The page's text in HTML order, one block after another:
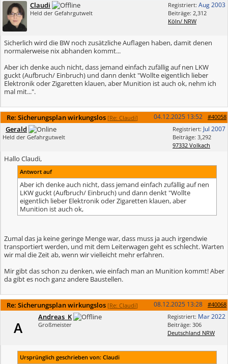
Registriert: Aug 2003
Beiträge: 2,312
Köln/ NRW
Claudi
Held der Gefahrgutwelt
Sicherlich wird die BW noch zusätzliche Auflagen haben, damit denen
normalerweise nix abhanden kommt...
Aber ich denke auch nicht, dass jemand einfach zufällig auf nen LKW
guckt (Aufbruch/ Einbruch) und dann denkt "Wollte eigentlich lieber
Elektronik oder Zigaretten klauen, aber Munition ist auch ok, nehm ich
mal mit...".
Re: Sicherungsplan wirkungslos [Re: Claudi] #40058
04.12.2025 13:52
Registriert: Jul 2007
Beiträge: 3,292
97332 Volkach
Gerald
Held der Gefahrgutwelt
Hallo Claudi,
Antwort auf
Aber ich denke auch nicht, dass jemand einfach zufällig auf nen
LKW guckt (Aufbruch/ Einbruch) und dann denkt "Wollte
eigentlich lieber Elektronik oder Zigaretten klauen, aber
Munition ist auch ok,
Zumal das ja keine geringe Menge war, dass muss ja auch irgendwie
transportiert werden, und mit dem Leiterwagen geht es schlecht. Warten
wir mal die Zeit ab, wenn wir vielleicht mehr erfahren.
Mir gibt das schon zu denken, wie einfach man an Munition kommt! Aber
da gibt es noch ganz andere Baustellen.
Re: Sicherungsplan wirkungslos [Re: Claudi] #40068
08.12.2025 13:28
Registriert: Mar 2022
Beiträge: 306
Deutschland NRW
A
Andreas_K
Großmeister
Ursprünglich geschrieben von: Claudi